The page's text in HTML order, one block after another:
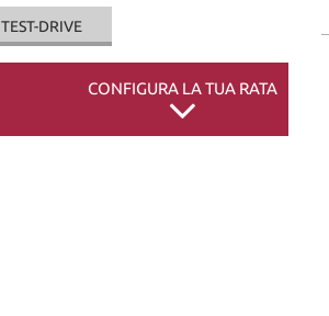
TEST-DRIVE
CONFIGURA LA TUA RATA